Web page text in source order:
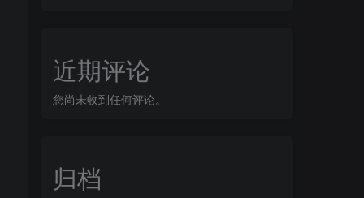
近期评论
您尚未收到任何评论。
归档